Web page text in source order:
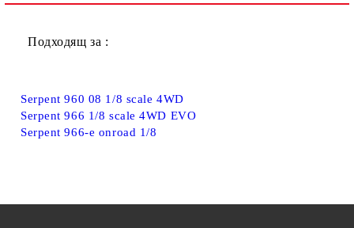
Подходящ за :
Serpent 960 08 1/8 scale 4WD
Serpent 966 1/8 scale 4WD EVO
Serpent 966-e onroad 1/8